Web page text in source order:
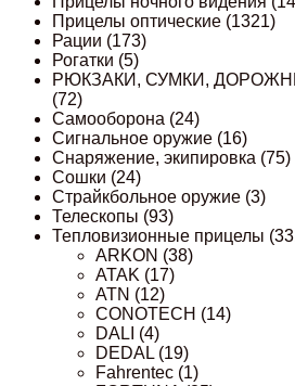
Прицелы оптические (1321)
Рации (173)
Рогатки (5)
РЮКЗАКИ, СУМКИ,
(72)
Самооборона (24)
Сигнальное оружие (16)
Снаряжение, экипировка (75)
Сошки (24)
Страйкбольное оружие (3)
Телескопы (93)
Тепловизионные прицелы
ARKON (38)
ATAK (17)
ATN (12)
CONOTECH (14)
DALI (4)
DEDAL (19)
Fahrentec (1)